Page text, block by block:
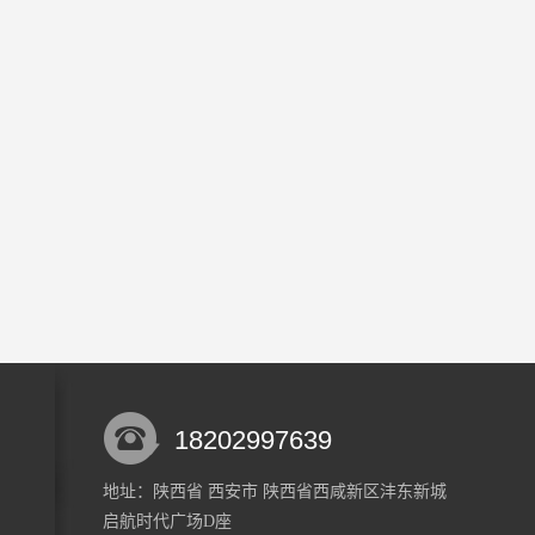
18202997639
地址：陕西省 西安市 陕西省西咸新区沣东新城
启航时代广场D座